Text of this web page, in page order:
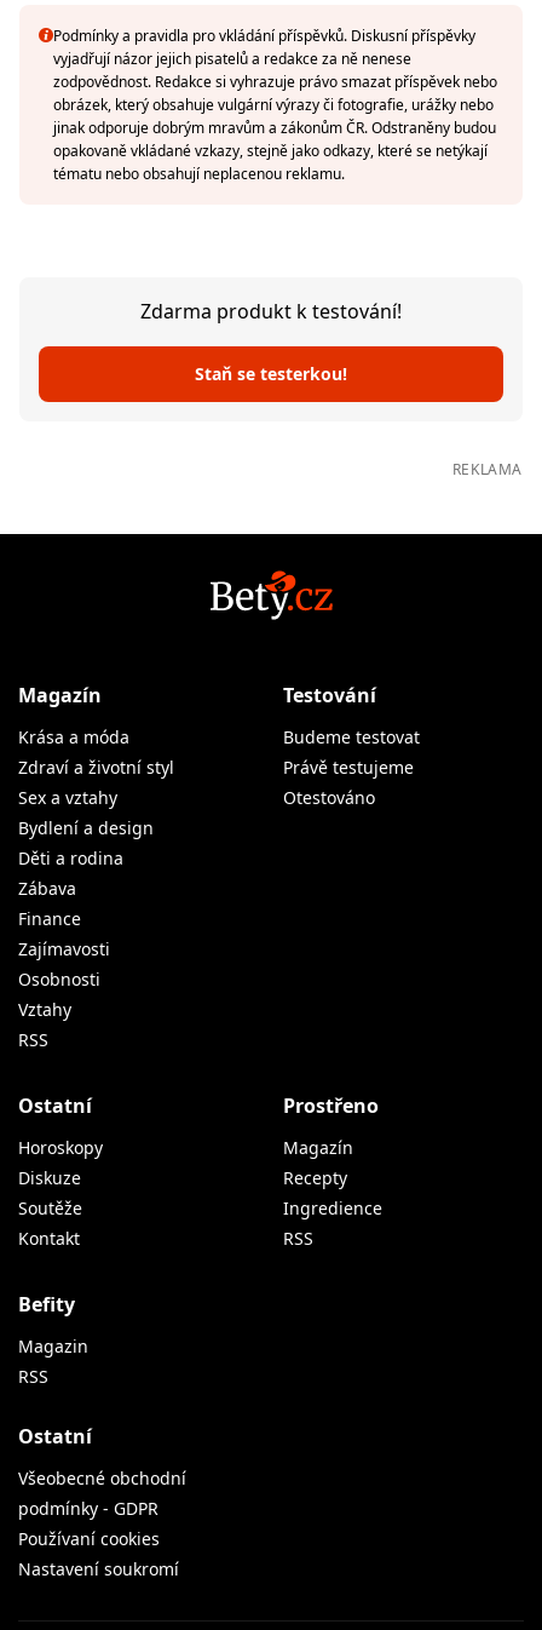
Podmínky a pravidla pro vkládání příspěvků. Diskusní příspěvky
vyjadřují názor jejich pisatelů a redakce za ně nenese
zodpovědnost. Redakce si vyhrazuje právo smazat příspěvek nebo
obrázek, který obsahuje vulgární výrazy či fotografie, urážky nebo
jinak odporuje dobrým mravům a zákonům ČR. Odstraněny budou
opakovaně vkládané vzkazy, stejně jako odkazy, které se netýkají
tématu nebo obsahují neplacenou reklamu.
Zdarma produkt k testování!
Staň se testerkou!
REKLAMA
Magazín
Krása a móda
Zdraví a životní styl
Sex a vztahy
Bydlení a design
Děti a rodina
Zábava
Finance
Zajímavosti
Osobnosti
Vztahy
RSS
Testování
Budeme testovat
Právě testujeme
Otestováno
Ostatní
Horoskopy
Diskuze
Soutěže
Kontakt
Prostřeno
Magazín
Recepty
Ingredience
RSS
Befity
Magazin
RSS
Ostatní
Všeobecné obchodní
podmínky - GDPR
Používaní cookies
Nastavení soukromí